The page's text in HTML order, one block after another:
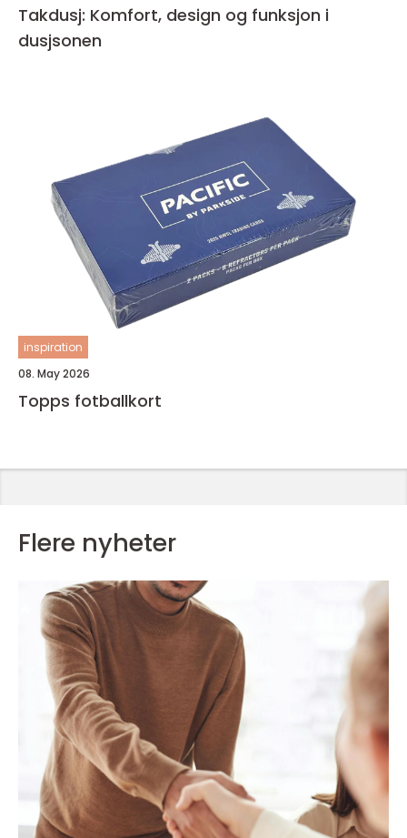
Takdusj: Komfort, design og funksjon i
dusjsonen
inspiration
08. May 2026
Topps fotballkort
Flere nyheter